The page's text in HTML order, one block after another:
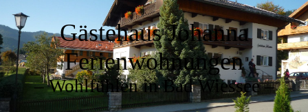
Gästehaus Johanna
Ferienwohnungen
– Wohlfühlen in Bad Wiessee –